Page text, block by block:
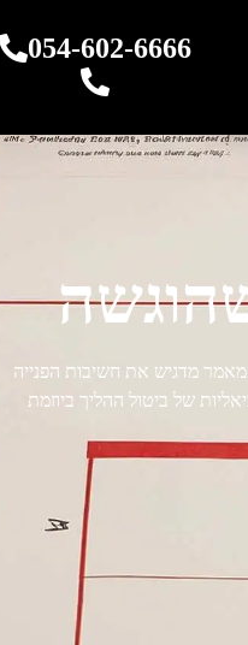
054-602-6666
מדגיש את חשיבות הפנייה
של ביטול ההליך ביוזמת